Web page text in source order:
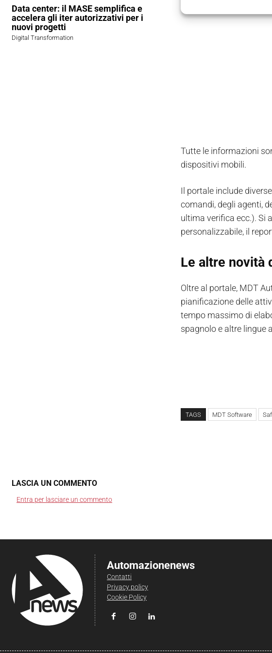
Data center: il MASE semplifica e
accelera gli iter autorizzativi per i
nuovi progetti
Digital Transformation
Tutte le informazioni
dispositivi mobili.
Il portale include
comandi, degli agenti,
ultima verifica ecc.). Si
personalizzabile, il
Le altre novità
Oltre al portale, MDT
pianificazione delle
tempo massimo di
spagnolo e altre lingue
TAGS MDT Software
LASCIA UN COMMENTO
Entra per lasciare un commento
Automazionenews
Contatti
Privacy policy
Cookie Policy